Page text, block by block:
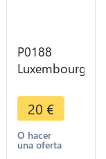
P0188
Luxembourg
Willem III
1860 A
Paris
KM#22.2 ->
20 €
O hacer
una oferta